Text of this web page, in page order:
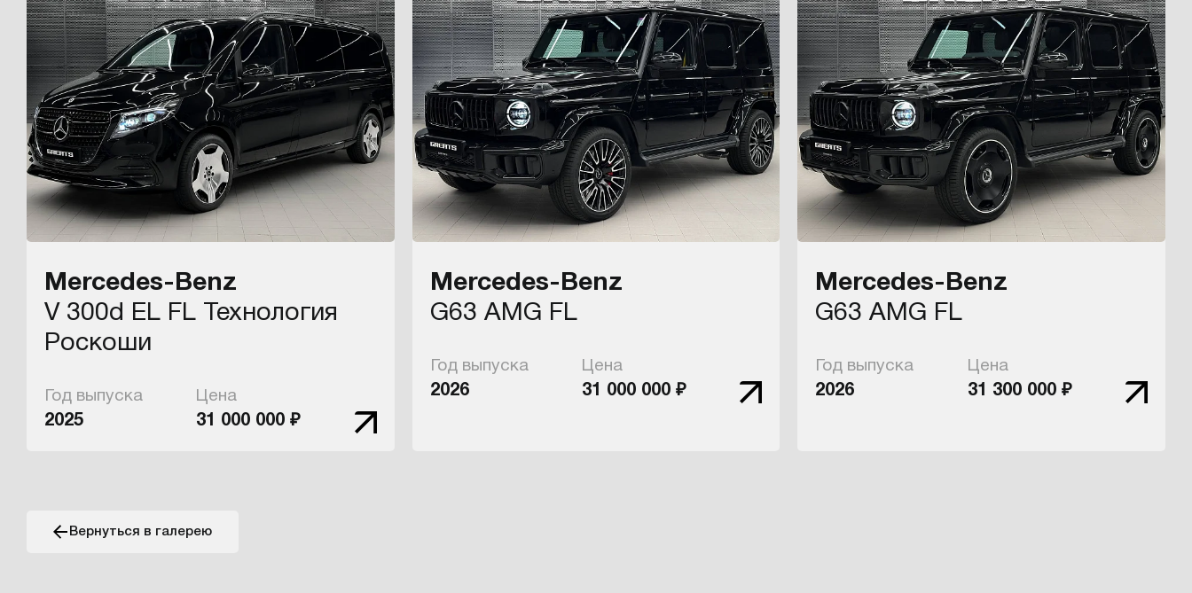
Mercedes-Benz
V 300d EL FL Технология
Роскоши
Год выпуска
2025
Цена
31 000 000 ₽
Mercedes-Benz
G63 AMG FL
Год выпуска
2026
Цена
31 000 000 ₽
Mercedes-Benz
G63 AMG FL
Год выпуска
2026
Цена
31 300 000 ₽
Вернуться в галерею